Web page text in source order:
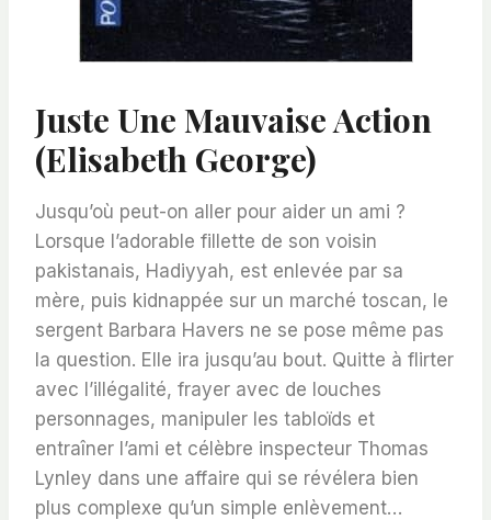
Juste Une Mauvaise Action
(Elisabeth George)
Jusqu’où peut-on aller pour aider un ami ?
Lorsque l’adorable fillette de son voisin
pakistanais, Hadiyyah, est enlevée par sa
mère, puis kidnappée sur un marché toscan, le
sergent Barbara Havers ne se pose même pas
la question. Elle ira jusqu’au bout. Quitte à flirter
avec l’illégalité, frayer avec de louches
personnages, manipuler les tabloïds et
entraîner l’ami et célèbre inspecteur Thomas
Lynley dans une affaire qui se révélera bien
plus complexe qu’un simple enlèvement…